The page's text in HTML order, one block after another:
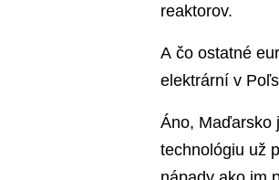
reaktorov.
A čo ostatné
elektrární v
Áno, Maďarsko
technológiu už